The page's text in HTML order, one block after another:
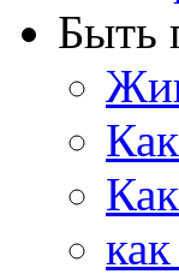
Быть